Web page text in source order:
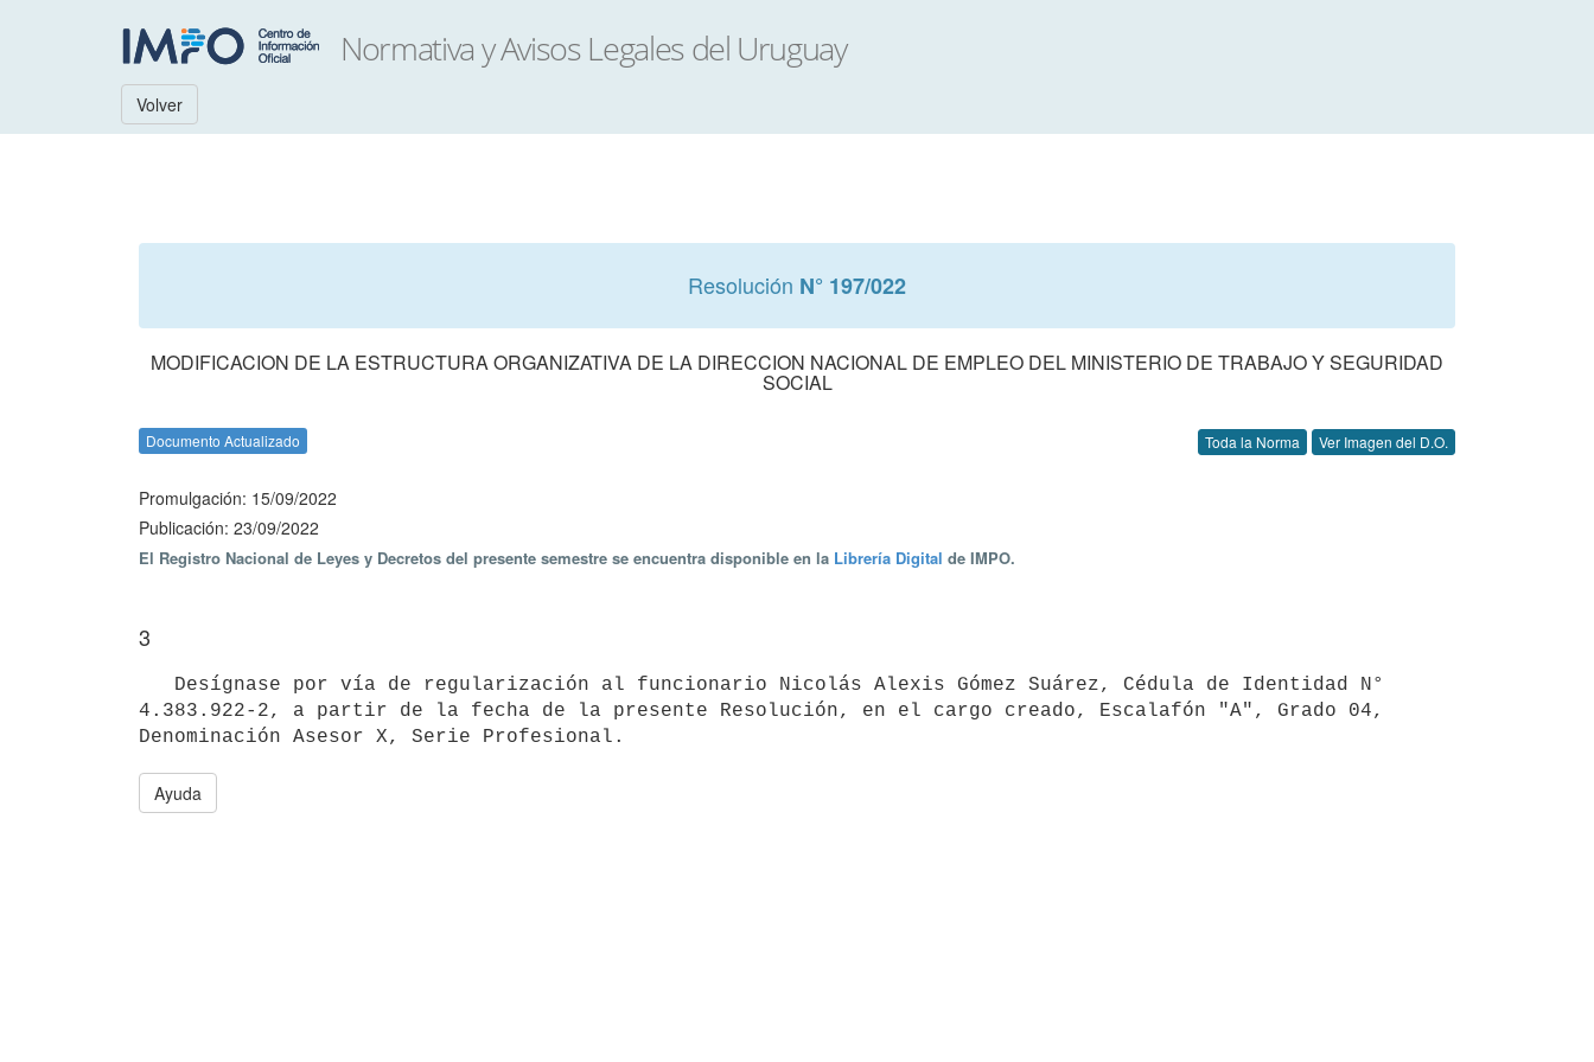
Volver
Resolución N° 197/022
MODIFICACION DE LA ESTRUCTURA ORGANIZATIVA DE LA DIRECCION NACIONAL DE EMPLEO DEL MINISTERIO DE TRABAJO Y SEGURIDAD
SOCIAL
Documento Actualizado Toda la Norma Ver Imagen del D.O.
Promulgación: 15/09/2022
Publicación: 23/09/2022
El Registro Nacional de Leyes y Decretos del presente semestre se encuentra disponible en la Librería Digital de IMPO.
3
4.383.922-2, a partir de la fecha de la presente Resolución, en el cargo creado, Escalafón "A", Grado 04,
Ayuda